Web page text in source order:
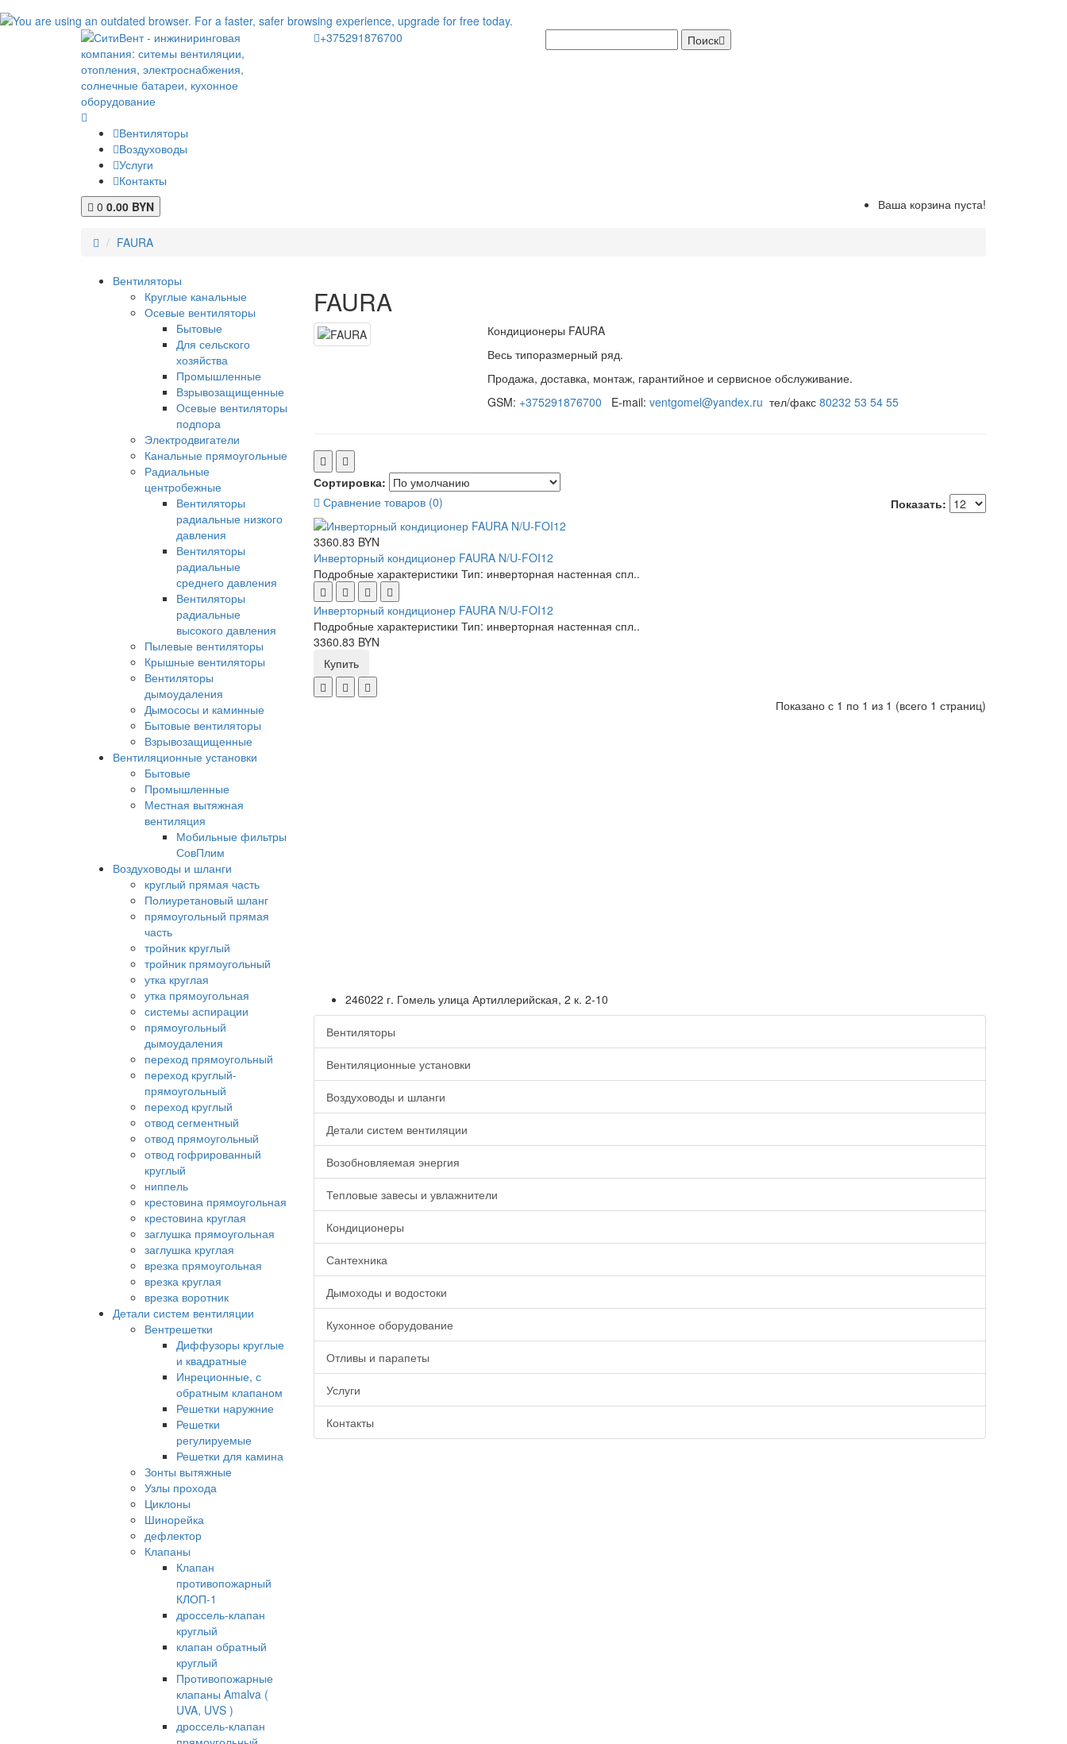
+375291876700 Поиск
Вентиляторы
Воздуховоды
Услуги
Контакты
0 0.00 BYN Ваша корзина пуста!
FAURA
Вентиляторы
Круглые канальные
Осевые вентиляторы
Бытовые
Для сельского
хозяйства
Промышленные
Взрывозащищенные
Осевые вентиляторы
подпора
Электродвигатели
Канальные прямоугольные
Радиальные
центробежные
Вентиляторы
радиальные низкого
давления
Вентиляторы
радиальные
среднего давления
Вентиляторы
радиальные
высокого давления
Пылевые вентиляторы
Крышные вентиляторы
Вентиляторы
дымоудаления
Дымососы и каминные
Бытовые вентиляторы
Взрывозащищенные
Вентиляционные установки
Бытовые
Промышленные
Местная вытяжная
вентиляция
Мобильные фильтры
СовПлим
Воздуховоды и шланги
круглый прямая часть
Полиуретановый шланг
прямоугольный прямая
часть
тройник круглый
тройник прямоугольный
утка круглая
утка прямоугольная
системы аспирации
прямоугольный
дымоудаления
переход прямоугольный
переход круглый-
прямоугольный
переход круглый
отвод сегментный
отвод прямоугольный
отвод гофрированный
круглый
ниппель
крестовина прямоугольная
крестовина круглая
заглушка прямоугольная
заглушка круглая
врезка прямоугольная
врезка круглая
врезка воротник
Детали систем вентиляции
Вентрешетки
Диффузоры круглые
и квадратные
Инреционные, с
обратным клапаном
Решетки наружние
Решетки
регулируемые
Решетки для камина
Зонты вытяжные
Узлы прохода
Циклоны
Шинорейка
дефлектор
Клапаны
Клапан
противопожарный
КЛОП-1
дроссель-клапан
круглый
клапан обратный
круглый
Противопожарные
клапаны Amalva (
UVA, UVS )
дроссель-клапан
FAURA
Кондиционеры FAURA
Весь типоразмерный ряд.
Продажа, доставка, монтаж, гарантийное и сервисное обслуживание.
GSM: +375291876700 E-mail: ventgomel@yandex.ru тел/факс 80232 53 54 55
Сортировка:
Показать:
Сравнение товаров (0)
3360.83 BYN
Инверторный кондиционер FAURA N/U-FOI12
Подробные характеристики Тип: инверторная настенная спл..
Инверторный кондиционер FAURA N/U-FOI12
Подробные характеристики Тип: инверторная настенная спл..
3360.83 BYN
Купить
Показано с 1 по 1 из 1 (всего 1 страниц)
246022 г. Гомель улица Артиллерийская, 2 к. 2-10
Вентиляторы
Вентиляционные установки
Воздуховоды и шланги
Детали систем вентиляции
Возобновляемая энергия
Тепловые завесы и увлажнители
Кондиционеры
Сантехника
Дымоходы и водостоки
Кухонное оборудование
Отливы и парапеты
Услуги
Контакты